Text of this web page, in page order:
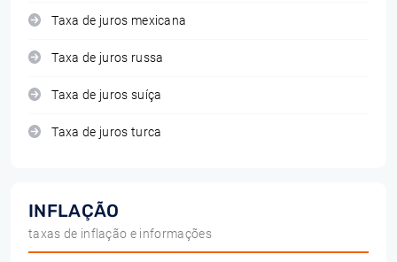
Taxa de juros mexicana
Taxa de juros russa
Taxa de juros suíça
Taxa de juros turca
INFLAÇÃO
taxas de inflação e informações